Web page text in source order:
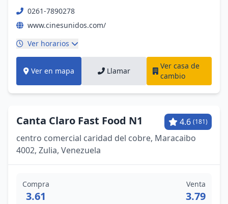
0261-7890278
www.cinesunidos.com/
Ver horarios
Ver en mapa Llamar
Ver casa de
cambio
Canta Claro Fast Food N1 4.6 (181)
centro comercial caridad del cobre, Maracaibo
4002, Zulia, Venezuela
Compra
3.61
Venta
3.79